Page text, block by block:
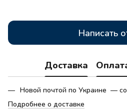
Написать
Доставка
Новой почтой по Украине —
Подробнее о доставке